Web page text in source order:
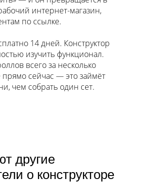
интернет-магазин,
по ссылке.
14 дней. Конструктор
изучить функционал.
всего за несколько
сейчас — это займёт
чем собрать один сет.
другие
о конструкторе